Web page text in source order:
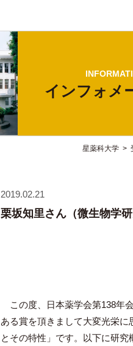
インフォ メ
星薬科大学 >
2019.02.21
栗坂知里さん（微生物学
この度、日本薬学会第138年
ある賞を頂きまして大変光栄
とその特性」です。以下に研究